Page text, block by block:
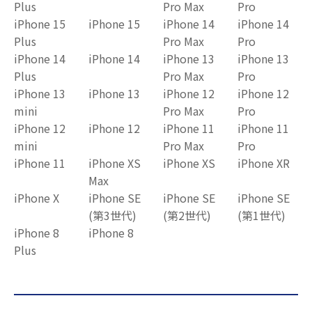
Plus Pro Max
Pro
iPhone 15
Plus
iPhone 15
iPhone 14
Pro Max
iPhone 14
Pro
iPhone 14
Plus
iPhone 14
iPhone 13
Pro Max
iPhone 13
Pro
iPhone 13
mini
iPhone 13
iPhone 12
Pro Max
iPhone 12
Pro
iPhone 12
mini
iPhone 12
iPhone 11
Pro Max
iPhone 11
Pro
iPhone 11
iPhone XS
Max
iPhone XS iPhone XR
iPhone X
iPhone SE
(第3世代)
iPhone SE
(第2世代)
iPhone SE
(第1世代)
iPhone 8
Plus
iPhone 8